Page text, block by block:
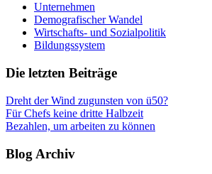
Unternehmen
Demografischer Wandel
Wirtschafts- und Sozialpolitik
Bildungssystem
Die letzten Beiträge
Dreht der Wind zugunsten von ü50?
Für Chefs keine dritte Halbzeit
Bezahlen, um arbeiten zu können
Blog Archiv